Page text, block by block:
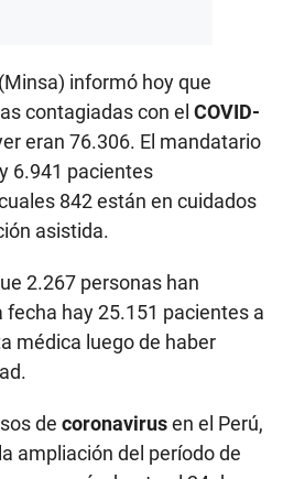
informó hoy que
contagiadas con el COVID-
eran 76.306. El mandatario
6.941 pacientes
842 están en cuidados
asistida.
2.267 personas han
hay 25.151 pacientes a
médica luego de haber
de coronavirusen el Perú,
ampliación del período de